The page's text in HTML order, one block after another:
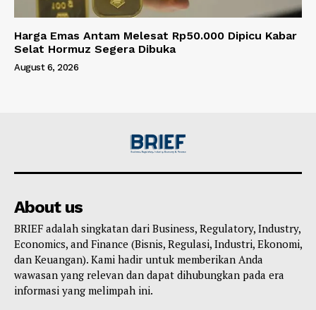
Harga Emas Antam Melesat Rp50.000 Dipicu Kabar
Selat Hormuz Segera Dibuka
August 6, 2026
About us
BRIEF adalah singkatan dari Business, Regulatory, Industry,
Economics, and Finance (Bisnis, Regulasi, Industri, Ekonomi,
dan Keuangan). Kami hadir untuk memberikan Anda
wawasan yang relevan dan dapat dihubungkan pada era
informasi yang melimpah ini.